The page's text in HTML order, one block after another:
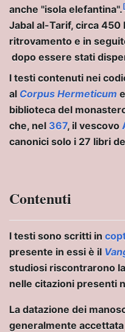
anche "isola elefantina".
Jabal al-Tarif, circa 450
ritrovamento e in
dopo essere stati
I testi contenuti nei
al Corpus Hermeticum
biblioteca del
che, nel 367, il vescovo
canonici solo i 27 libri
Contenuti
I testi sono scritti in
presente in essi è il
studiosi riscontrarono
nelle citazioni presenti
La datazione dei
generalmente
sumeri